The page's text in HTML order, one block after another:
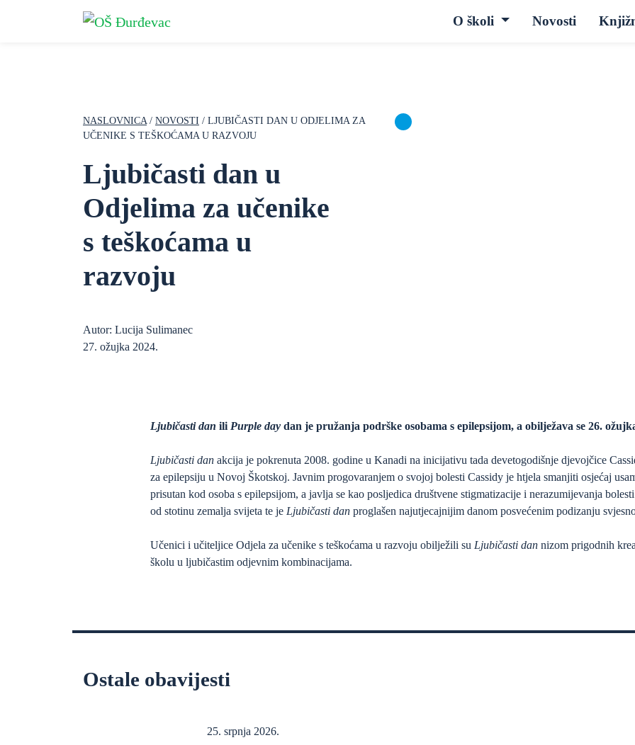
O školi Novosti
NASLOVNICA / NOVOSTI / LJUBIČASTI DAN U ODJELIMA ZA
UČENIKE S TEŠKOĆAMA U RAZVOJU
Ljubičasti dan u
Odjelima za učenike
s teškoćama u
razvoju
Autor: Lucija Sulimanec
27. ožujka 2024.
Ljubičasti dan ili Purple day dan je pružanja podrške osobama s epilepsijom, a obilježava se 26.
Ljubičasti dan akcija je pokrenuta 2008. godine u Kanadi na inicijativu tada devetogodišnje djevojčice
za epilepsiju u Novoj Škotskoj. Javnim progovaranjem o svojoj bolesti Cassidy je htjela smanjiti osjećaj
prisutan kod osoba s epilepsijom, a javlja se kao posljedica društvene stigmatizacije i nerazumijevanja
od stotinu zemalja svijeta te je Ljubičasti dan proglašen najutjecajnijim danom posvećenim podizanju
Učenici i učiteljice Odjela za učenike s teškoćama u razvoju obilježili su Ljubičasti dan nizom prigodnih
školu u ljubičastim odjevnim kombinacijama.
Ostale obavijesti
25. srpnja 2026.